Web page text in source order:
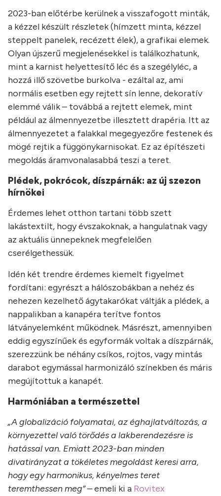
2023-ban előtérbe kerülnek a visszafogott minták,
a kézzel készült részletek (hímzett minta, kézzel
steppelt panelek, recézett élek), a grafikai elemek.
Olyan újszerű megjelenésekkel is találkozhatunk,
mint a karnist helyettesítő léc és a szegélyléc, a
hozzá illő szövetbe burkolva - ezáltal az, ami
normális esetben egy rejtett sín lenne, dekoratív
elemmé válik – továbbá a rejtett elemek, mint
például az álmennyezetbe illesztett drapéria. Itt az
álmennyezetet a falakkal megegyezőre festenek és
mögé rejtik a függönykarnisokat. Ez az építészeti
megoldás áramvonalasabbá teszi a teret.
Plédek, pokrócok, díszpárnák: az új szezon
hírnökei
Érdemes lehet otthon tartani több szett
lakástextilt, hogy évszakoknak, a hangulatnak vagy
az aktuális ünnepeknek megfelelően
cserélgethessük.
Idén két trendre érdemes kiemelt figyelmet
fordítani: egyrészt a hálószobákban a nehéz és
nehezen kezelhető ágytakarókat váltják a plédek, a
nappalikban a kanapéra terítve fontos
látványelemként működnek. Másrészt, amennyiben
eddig egyszínűek és egyformák voltak a díszpárnák,
szerezzünk be néhány csíkos, rojtos, vagy mintás
darabot egymással harmonizáló színekben és máris
megújítottuk a kanapét.
Harmóniában a természettel
„A globalizáció folyamatai, az éghajlatváltozás, a
környezettel való törődés a lakberendezésre is
hatással van. Emiatt 2023-ban minden
divatirányzat a tökéletes megoldást keresi arra,
hogy egy harmonikus, kényelmes teret
teremthessen meg”– emeli ki a Rovitex